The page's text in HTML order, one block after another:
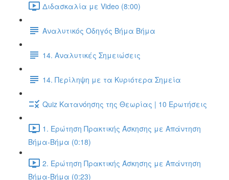
Διδασκαλία με Video (8:00)
Αναλυτικός Οδηγός Βήμα Βήμα
14. Αναλυτικές Σημειώσεις
14. Περίληψη με τα Κυριότερα Σημεία
Quiz Κατανόησης της Θεωρίας | 10 Ερωτήσεις
1. Ερώτηση Πρακτικής Άσκησης με Απάντηση
Βήμα-Βήμα (0:18)
2. Ερώτηση Πρακτικής Άσκησης με Απάντηση
Βήμα-Βήμα (0:23)